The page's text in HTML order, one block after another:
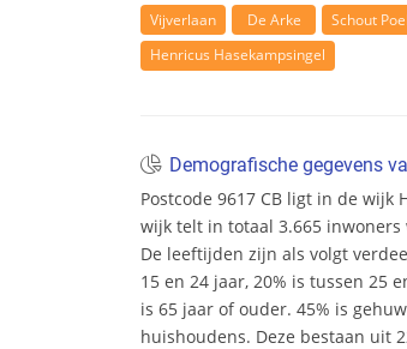
Vijverlaan
De Arke Schout
Henricus Hasekampsingel
Demografische gegevens
Postcode 9617 CB ligt in de wijk
wijk telt in totaal 3.665 inwoners
De leeftijden zijn als volgt
15 en 24 jaar, 20% is tussen 25
is 65 jaar of ouder. 45% is
huishoudens. Deze bestaan uit